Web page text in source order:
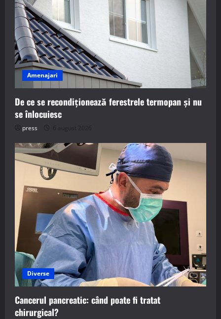
Amenajari
De ce se recondiționează ferestrele termopan și nu
se înlocuiesc
press 6 august 2026
Diverse
Cancerul pancreatic: când poate fi tratat
chirurgical?